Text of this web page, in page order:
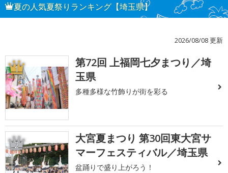
夏の人気夏祭りランキング【埼玉県】
2026/08/08 更新
1
第72回 上福岡七夕まつり／埼
玉県
多種多様な竹飾りが街を彩る
2
大宮夏まつり 第30回東大宮サ
マーフェスティバル／埼玉県
盆踊りで盛り上がろう！